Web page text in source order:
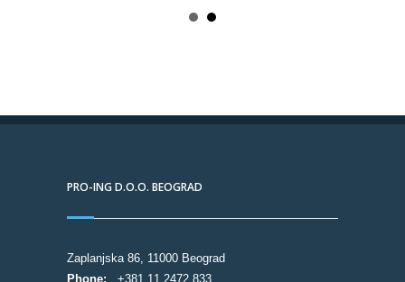
PRO-ING D.O.O. BEOGRAD
Zaplanjska 86, 11000 Beograd
Phone:
+381 11 2472 833